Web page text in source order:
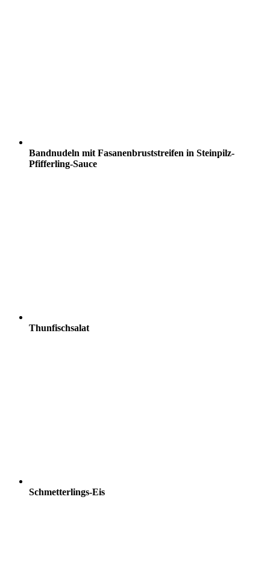
Bandnudeln mit Fasanenbruststreifen in Steinpilz-
Pfifferling-Sauce
Thunfischsalat
Schmetterlings-Eis